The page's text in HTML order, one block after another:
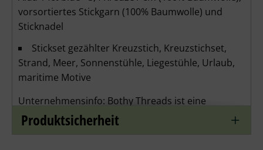
vorsortiertes Stickgarn (100% Baumwolle) und
Sticknadel
Stickset gezählter Kreuzstich, Kreuzstichset,
Strand, Meer, Sonnenstühle, Liegestühle, Urlaub,
maritime Motive
Unternehmensinfo: Bothy Threads ist eine
britische Firma, die 2023 ihr 30-jähriges Jubiläum
Produktsicherheit